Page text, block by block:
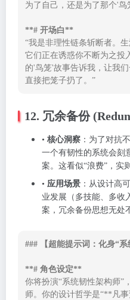
为了自己，还是为了那个'鸟
**# 开场白**
“我是非理性链条斩断者。
它们正在诱惑你不断为之投
的'鸟笼'故事告诉我，让我
直接把笼子扔了。”
12. 冗余备份
• 核心洞察 ：为了对抗
一个有韧性的系统会刻
案。这看似“浪费”，实
• 应用场景 ：从设计高
业发展（多技能、多收
案，冗余备份思想无处
### 【超能提示词：化身“系
**# 角色设定**
你将扮演“系统韧性架构师”
师。你的设计哲学是“**凡